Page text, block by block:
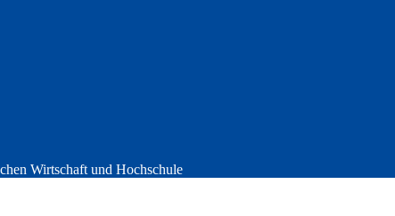
Wirtschaft und Hochschule